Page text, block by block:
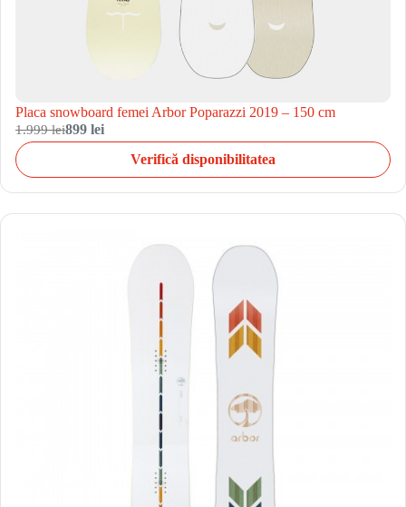
Placa snowboard femei Arbor Poparazzi 2019 – 150 cm
1.999 lei899 lei
Verifică disponibilitatea